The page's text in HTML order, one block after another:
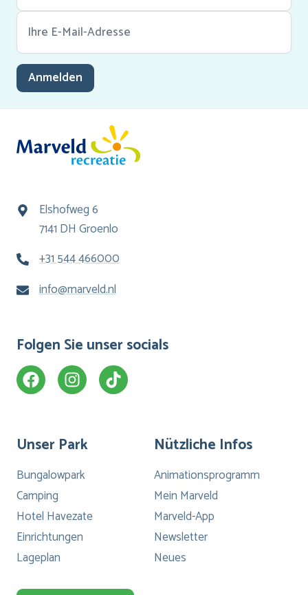
Anmelden
Elshofweg 6
7141 DH Groenlo
+31 544 466000
info@marveld.nl
Folgen Sie unser socials
Unser Park
Bungalowpark
Camping
Hotel Havezate
Einrichtungen
Lageplan
Nützliche Infos
Animationsprogramm
Mein Marveld
Marveld-App
Newsletter
Neues